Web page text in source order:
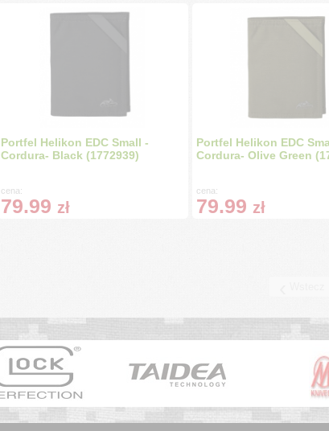
Portfel Helikon EDC Small -
Cordura- Black (1772939)
cena:
79.99 zł
Portfel Helikon EDC
Cordura- Olive Green
cena:
79.99 zł